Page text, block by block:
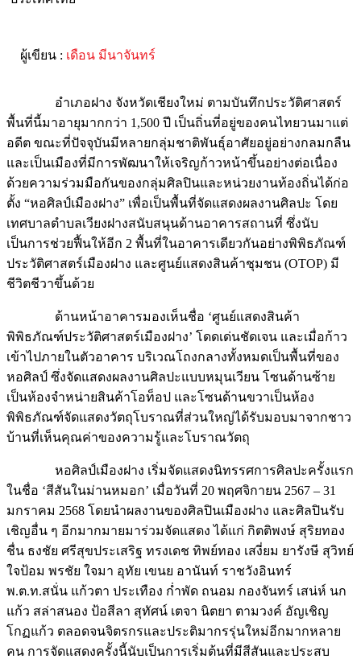
ผู้เขียน : เดือน มีนาจันทร์
อำเภอฝาง จังหวัดเชียงใหม่ ตามบันทึกประวัติศาสตร์
พื้นที่นี้มาอายุมากกว่า 1,500 ปี เป็นถิ่นที่อยู่ของคนไทยวนมาแต่
อดีต ขณะที่ปัจจุบันมีหลายกลุ่มชาติพันธุ์อาศัยอยู่อย่างกลมกลืน
และเป็นเมืองที่มีการพัฒนาให้เจริญก้าวหน้าขึ้นอย่างต่อเนื่อง
ด้วยความร่วมมือกันของกลุ่มศิลปินและหน่วยงานท้องถิ่นได้ก่อ
ตั้ง “หอศิลป์เมืองฝาง” เพื่อเป็นพื้นที่จัดแสดงผลงานศิลปะ โดย
เทศบาลตำบลเวียงฝางสนับสนุนด้านอาคารสถานที่ ซึ่งนับ
เป็นการช่วยฟื้นให้อีก 2 พื้นที่ในอาคารเดียวกันอย่างพิพิธภัณฑ์
ประวัติศาสตร์เมืองฝาง และศูนย์แสดงสินค้าชุมชน (OTOP) มี
ชีวิตชีวาขึ้นด้วย
ด้านหน้าอาคารมองเห็นชื่อ ‘ศูนย์แสดงสินค้า
พิพิธภัณฑ์ประวัติศาสตร์เมืองฝาง’ โดดเด่นชัดเจน และเมื่อก้าว
เข้าไปภายในตัวอาคาร บริเวณโถงกลางทั้งหมดเป็นพื้นที่ของ
หอศิลป์ ซึ่งจัดแสดงผลงานศิลปะแบบหมุนเวียน โซนด้านซ้าย
เป็นห้องจำหน่ายสินค้าโอท็อป และโซนด้านขวาเป็นห้อง
พิพิธภัณฑ์จัดแสดงวัตถุโบราณที่ส่วนใหญ่ได้รับมอบมาจากชาว
บ้านที่เห็นคุณค่าของความรู้และโบราณวัตถุ
หอศิลป์เมืองฝาง เริ่มจัดแสดงนิทรรศการศิลปะครั้งแรก
ในชื่อ ‘สีสันในม่านหมอก’ เมื่อวันที่ 20 พฤศจิกายน 2567 – 31
มกราคม 2568 โดยนำผลงานของศิลปินเมืองฝาง และศิลปินรับ
เชิญอื่น ๆ อีกมากมายมาร่วมจัดแสดง ได้แก่ กิตติพงษ์ สุริยทอง
ชื่น ธงชัย ศรีสุขประเสริฐ ทรงเดช ทิพย์ทอง เสงี่ยม ยารังษี สุวิทย์
ใจป้อม พรชัย ใจมา อุทัย เขนย อานันท์ ราชวังอินทร์
พ.ต.ท.สนั่น แก้วตา ประเทือง ก่ำพัด ถนอม กองจันทร์ เสน่ห์ นก
แก้ว สล่าสนอง ป้อสีลา สุทัศน์ เตจา นิตยา ตามวงค์ อัญเชิญ
โกฏแก้ว ตลอดจนจิตรกรและประติมากรรุ่นใหม่อีกมากหลาย
คน การจัดแสดงครั้งนี้นับเป็นการเริ่มต้นที่มีสีสันและประสบ